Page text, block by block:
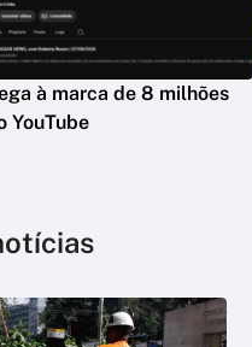
à marca de 8 milhões
YouTube